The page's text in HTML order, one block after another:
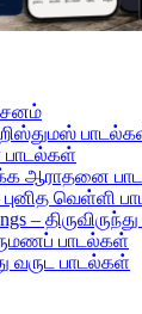
பாடல்கள்
ஆராதனை
புனித வெள்ளி
–
பாடல்கள்
வருட பாடல்கள்